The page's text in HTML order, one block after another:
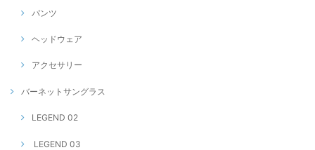
パンツ
ヘッドウェア
アクセサリー
バーネットサングラス
LEGEND 02
LEGEND 03